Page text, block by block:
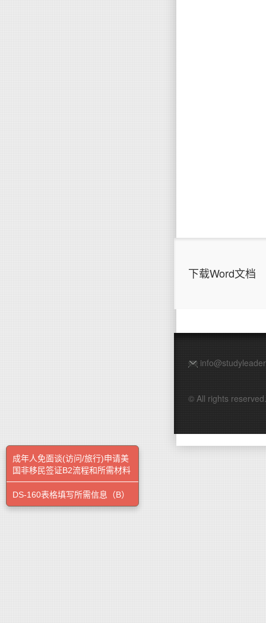
下载Word文档
成年人免面谈(访问/旅行)申请美
国非移民签证B2流程和所需材料
DS-160表格填写所需信息（B）
© All rights